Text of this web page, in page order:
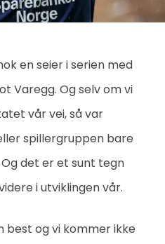
en seier i serien med
Varegg. Og selv om vi
vår vei, så var
spillergruppen bare
det er et sunt tegn
i utviklingen vår.
og vi kommer ikke